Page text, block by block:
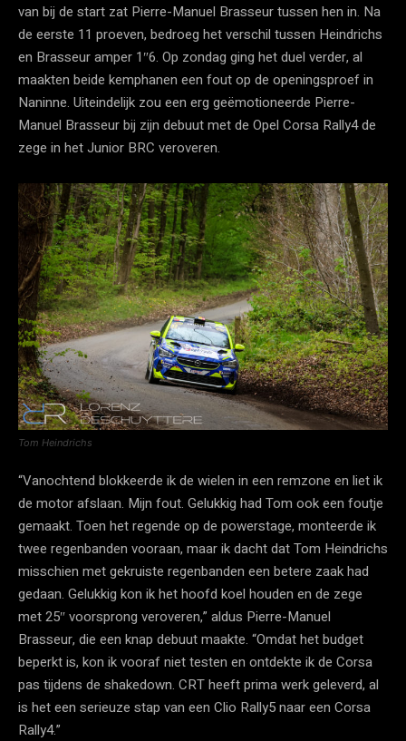
van bij de start zat Pierre-Manuel Brasseur tussen hen in. Na
de eerste 11 proeven, bedroeg het verschil tussen Heindrichs
en Brasseur amper 1″6. Op zondag ging het duel verder, al
maakten beide kemphanen een fout op de openingsproef in
Naninne. Uiteindelijk zou een erg geëmotioneerde Pierre-
Manuel Brasseur bij zijn debuut met de Opel Corsa Rally4 de
zege in het Junior BRC veroveren.
Tom Heindrichs
“Vanochtend blokkeerde ik de wielen in een remzone en liet ik
de motor afslaan. Mijn fout. Gelukkig had Tom ook een foutje
gemaakt. Toen het regende op de powerstage, monteerde ik
twee regenbanden vooraan, maar ik dacht dat Tom Heindrichs
misschien met gekruiste regenbanden een betere zaak had
gedaan. Gelukkig kon ik het hoofd koel houden en de zege
met 25″ voorsprong veroveren,” aldus Pierre-Manuel
Brasseur, die een knap debuut maakte. “Omdat het budget
beperkt is, kon ik vooraf niet testen en ontdekte ik de Corsa
pas tijdens de shakedown. CRT heeft prima werk geleverd, al
is het een serieuze stap van een Clio Rally5 naar een Corsa
Rally4.”